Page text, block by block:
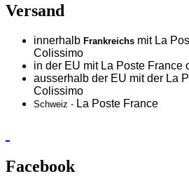
Versand
innerhalb Frankreichs mit La
Colissimo
in der EU mit La Poste France
ausserhalb der EU mit der La
Colissimo
Schweiz - La Poste France
Facebook